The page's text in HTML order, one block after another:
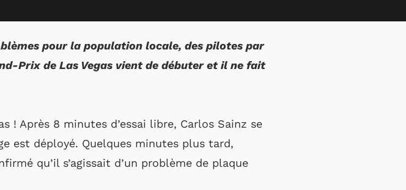
pour la population locale, des pilotes par
Prix de Las Vegas vient de débuter et il ne fait
! Après 8 minutes d’essai libre, Carlos Sainz se
est déployé. Quelques minutes plus tard,
qu’il s’agissait d’un problème de plaque